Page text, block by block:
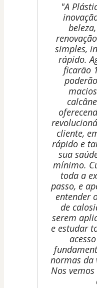
"A
simples,
rápido.
ficarão
cliente,
rápido e
sua
mínimo.
toda a
passo, e
entender
de
serem
e estudar
normas da
Nos